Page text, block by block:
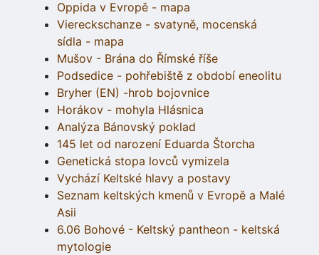
Oppida v Evropě - mapa
Viereckschanze - svatyně, mocenská
sídla - mapa
Mušov - Brána do Římské říše
Podsedice - pohřebiště z období eneolitu
Bryher (EN) -hrob bojovnice
Horákov - mohyla Hlásnica
Analýza Bánovský poklad
145 let od narození Eduarda Štorcha
Genetická stopa lovců vymizela
Vychází Keltské hlavy a postavy
Seznam keltských kmenů v Evropě a Malé
Asii
6.06 Bohové - Keltský pantheon - keltská
mytologie